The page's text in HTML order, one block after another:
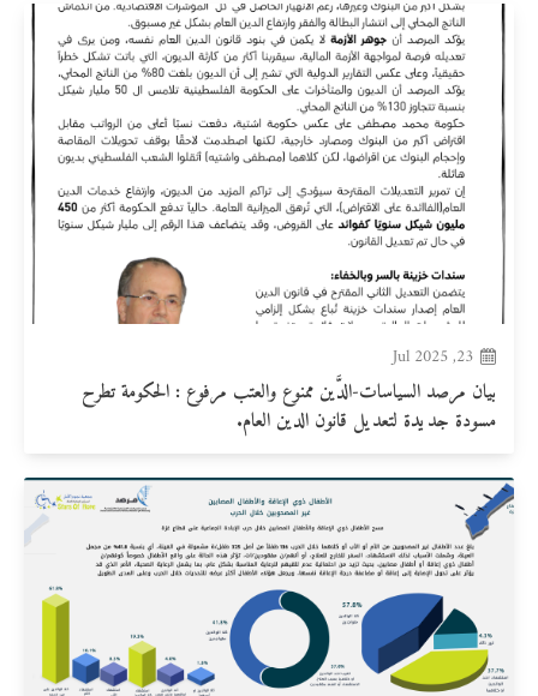
23, Jul 2025
بيان مرصد السياسات-الدَّين ممنوع والعتب مرفوع : الحكومة تطرح
مسودة جديدة لتعديل قانون الدين العام.